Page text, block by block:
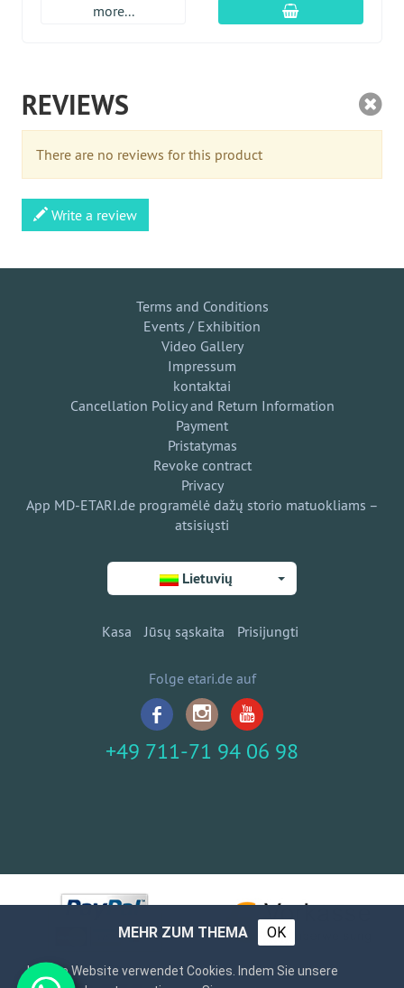
more... Įdėti į krepšį
REVIEWS
There are no reviews for this product
Write a review
Terms and Conditions
Events / Exhibition
Video Gallery
Impressum
kontaktai
Cancellation Policy and Return Information
Payment
Pristatymas
Revoke contract
Privacy
App MD-ETARI.de programėlė dažų storio matuokliams –
atsisiųsti
Lietuvių
Kasa Jūsų sąskaita Prisijungti
Folge etari.de auf
+49 711-71 94 06 98
MEHR ZUM THEMA OK
Unsere Website verwendet Cookies. Indem Sie unsere